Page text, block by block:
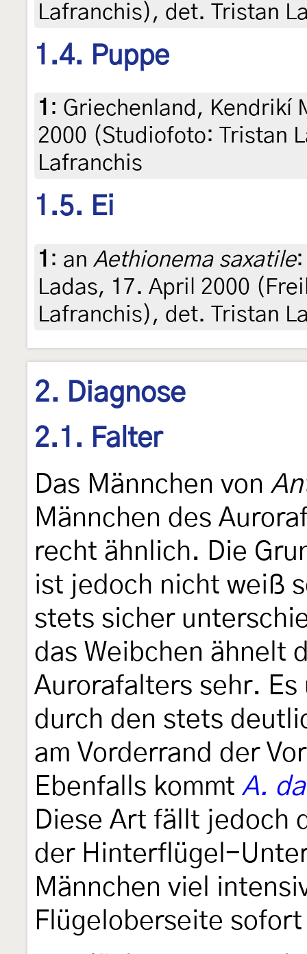
Lafranchis), det. Tristan
1.4. Puppe
1 : Griechenland, Kendrikí
2000 (Studiofoto: Tristan
Lafranchis
1.5. Ei
1 : an Aethionema saxatile:
Ladas, 17. April 2000
Lafranchis), det. Tristan
2. Diagnose
2.1. Falter
Das Männchen von
Männchen des
recht ähnlich. Die
ist jedoch nicht weiß
stets sicher
das Weibchen ähnelt
Aurorafalters sehr.
durch den stets
am Vorderrand der
Ebenfalls kommt A.
Diese Art fällt jedoch
der Hinterflügel-
Männchen viel
Flügeloberseite